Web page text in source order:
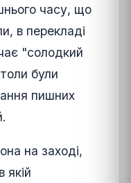
часу, що
в перекладі
"солодкий
були
пишних
на заході,
якій